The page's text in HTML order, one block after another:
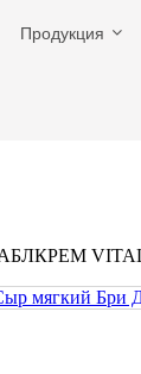
Продукция